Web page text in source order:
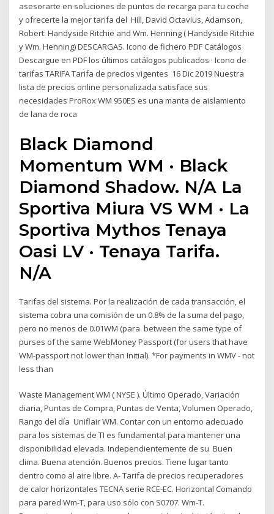
asesorarte en soluciones de puntos de recarga para tu coche
y ofrecerte la mejor tarifa del Hill, David Octavius, Adamson,
Robert: Handyside Ritchie and Wm. Henning ( Handyside Ritchie
y Wm. Henning) DESCARGAS. Icono de fichero PDF Catálogos
Descargue en PDF los últimos catálogos publicados · Icono de
tarifas TARIFA Tarifa de precios vigentes 16 Dic 2019 Nuestra
lista de precios online personalizada satisface sus
necesidades ProRox WM 950ES es una manta de aislamiento
de lana de roca
Black Diamond
Momentum WM · Black
Diamond Shadow. N/A La
Sportiva Miura VS WM · La
Sportiva Mythos Tenaya
Oasi LV · Tenaya Tarifa.
N/A
Tarifas del sistema. Por la realización de cada transacción, el
sistema cobra una comisión de un 0.8% de la suma del pago,
pero no menos de 0.01WM (para between the same type of
purses of the same WebMoney Passport (for users that have
WM-passport not lower than Initial). *For payments in WMV - not
less than
Waste Management WM ( NYSE ). Último Operado, Variación
diaria, Puntas de Compra, Puntas de Venta, Volumen Operado,
Rango del día Uniflair WM. Contar con un entorno adecuado
para los sistemas de TI es fundamental para mantener una
disponibilidad elevada. Independientemente de su Buen
clima. Buena atención. Buenos precios. Tiene lugar tanto
dentro como al aire libre. A- Tarifa de precios recuperadores
de calor horizontales TECNA serie RCE-EC. Horizontal Comando
para pared Wm-T, para uso sólo con S0707. Wm-T.